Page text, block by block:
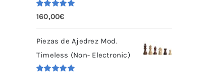
Valorado
con 5.00
160,00€
Piezas de Ajedrez Mod.
Timeless (Non- Electronic)